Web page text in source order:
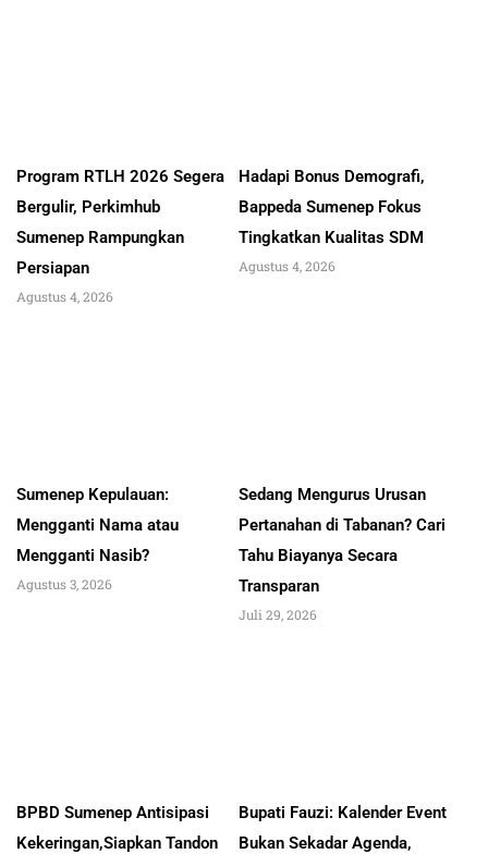
Program RTLH 2026 Segera
Bergulir, Perkimhub
Sumenep Rampungkan
Persiapan
Agustus 4, 2026
Hadapi Bonus Demografi,
Bappeda Sumenep Fokus
Tingkatkan Kualitas SDM
Agustus 4, 2026
Sumenep Kepulauan:
Mengganti Nama atau
Mengganti Nasib?
Agustus 3, 2026
Sedang Mengurus Urusan
Pertanahan di Tabanan? Cari
Tahu Biayanya Secara
Transparan
Juli 29, 2026
BPBD Sumenep Antisipasi
Kekeringan,Siapkan Tandon
Bupati Fauzi: Kalender Event
Bukan Sekadar Agenda,